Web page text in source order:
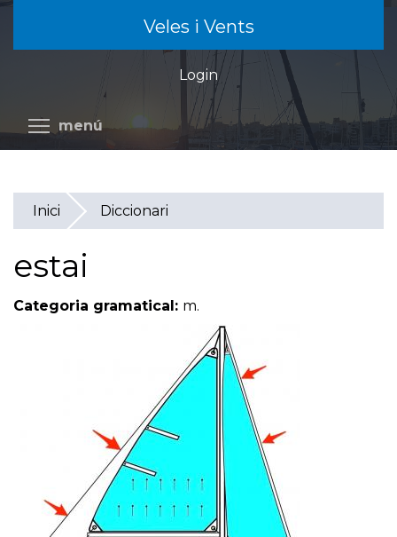
contingut
Veles i Vents
Login
menú Commuta la visibilitat del menú
Inici Diccionari
estai
Categoria gramatical: m.